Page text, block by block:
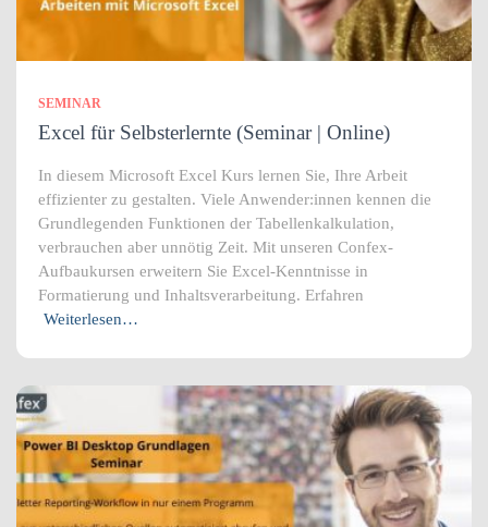
SEMINAR
Excel für Selbsterlernte (Seminar | Online)
In diesem Microsoft Excel Kurs lernen Sie, Ihre Arbeit
effizienter zu gestalten. Viele Anwender:innen kennen die
Grundlegenden Funktionen der Tabellenkalkulation,
verbrauchen aber unnötig Zeit. Mit unseren Confex-
Aufbaukursen erweitern Sie Excel-Kenntnisse in
Formatierung und Inhaltsverarbeitung. Erfahren
Weiterlesen…